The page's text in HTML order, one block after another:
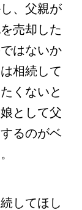
、父親が
売却した
はないか
相続して
くないと
として父
るのがベ
してほし